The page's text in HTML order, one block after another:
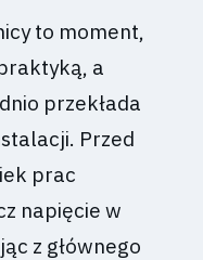
to moment,
a
przekłada
Przed
prac
napięcie w
z głównego